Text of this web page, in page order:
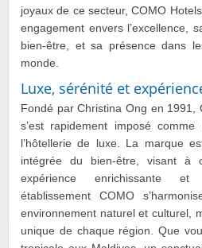
joyaux de ce secteur, COMO
engagement envers l’excellence,
bien-être, et sa présence dans
monde.
Luxe, sérénité et
Fondé par Christina Ong en 1991,
s’est rapidement imposé
l’hôtellerie de luxe. La marque
intégrée du bien-être, visant à
expérience enrichissante et
établissement COMO
environnement naturel et culturel,
unique de chaque région. Que